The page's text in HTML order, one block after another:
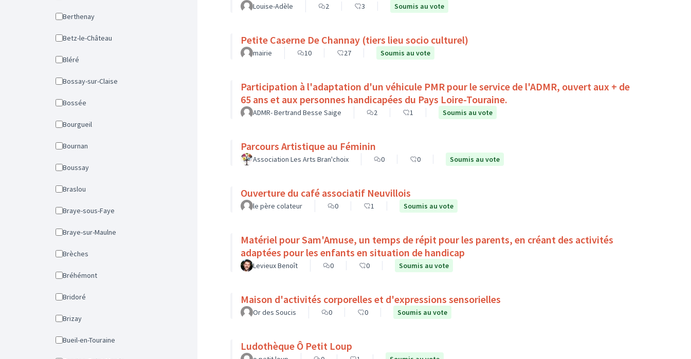
Berthenay
Betz-le-Château
Bléré
Bossay-sur-Claise
Bossée
Bourgueil
Bournan
Boussay
Braslou
Braye-sous-Faye
Braye-sur-Maulne
Brèches
Bréhémont
Bridoré
Brizay
Bueil-en-Touraine
Louise-Adèle 2 3 Soumis au vote
Petite Caserne De Channay (tiers lieu socio culturel)
mairie 10 27 Soumis au vote
Participation à l'adaptation d'un véhicule PMR pour le service de l'ADMR, ouvert aux + de
65 ans et aux personnes handicapées du Pays Loire-Touraine.
ADMR- Bertrand Besse Saige 2 1 Soumis au vote
Parcours Artistique au Féminin
Association Les Arts Bran'choix 0 0 Soumis au vote
Ouverture du café associatif Neuvillois
le père colateur 0 1 Soumis au vote
Matériel pour Sam'Amuse, un temps de répit pour les parents, en créant des activités
adaptées pour les enfants en situation de handicap
Levieux Benoît 0 0 Soumis au vote
Maison d'activités corporelles et d'expressions sensorielles
Or des Soucis 0 0 Soumis au vote
Ludothèque Ô Petit Loup